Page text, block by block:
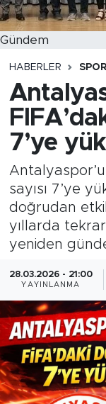
Gündem
HABERLER SPOR
7’ye
sayısı 7’ye
doğrudan
yıllarda
yeniden
28.03.2026 - 21:00
YAYINLANMA
Turizm